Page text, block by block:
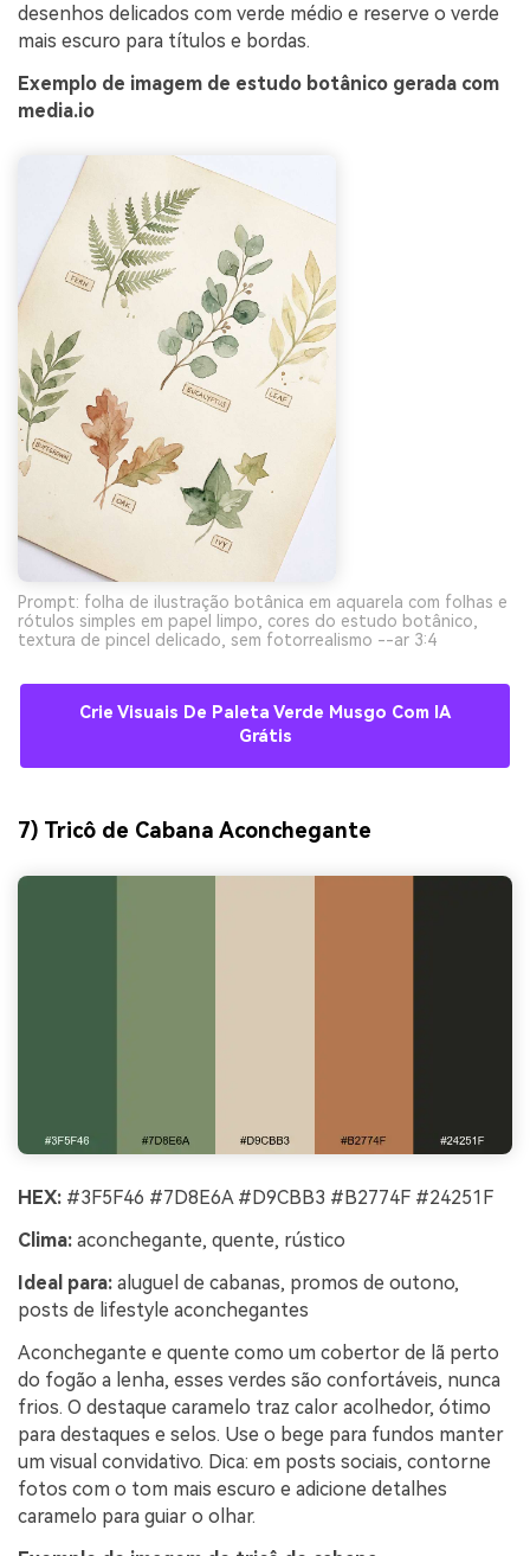
desenhos delicados com verde médio e reserve o verde
mais escuro para títulos e bordas.
Exemplo de imagem de estudo botânico gerada com
media.io
Prompt: folha de ilustração botânica em aquarela com folhas e
rótulos simples em papel limpo, cores do estudo botânico,
textura de pincel delicado, sem fotorrealismo --ar 3:4
Crie Visuais De Paleta Verde Musgo Com IA
Grátis
7) Tricô de Cabana Aconchegante
HEX: #3F5F46 #7D8E6A #D9CBB3 #B2774F #24251F
Clima: aconchegante, quente, rústico
Ideal para: aluguel de cabanas, promos de outono,
posts de lifestyle aconchegantes
Aconchegante e quente como um cobertor de lã perto
do fogão a lenha, esses verdes são confortáveis, nunca
frios. O destaque caramelo traz calor acolhedor, ótimo
para destaques e selos. Use o bege para fundos manter
um visual convidativo. Dica: em posts sociais, contorne
fotos com o tom mais escuro e adicione detalhes
caramelo para guiar o olhar.